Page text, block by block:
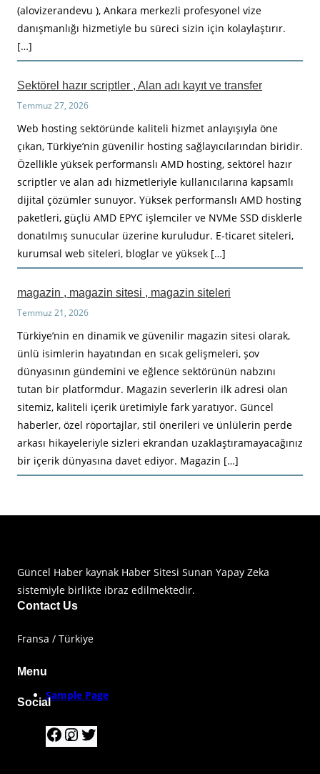
(alovizerandevu ), Ankara merkezli profesyonel vize
danışmanlığı hizmetiyle bu süreci sizin için kolaylaştırır.
[…]
Sektörel hazır scriptler , Alan adı kayıt ve transfer
Temmuz 27, 2026
Web hosting sektöründe kaliteli hizmet anlayışıyla öne
çıkan, Türkiye’nin güvenilir hosting sağlayıcılarından biridir.
Özellikle yüksek performanslı AMD hosting, sektörel hazır
scriptler ve alan adı hizmetleriyle kullanıcılarına kapsamlı
dijital çözümler sunuyor. Yüksek performanslı AMD hosting
paketleri, güçlü AMD EPYC işlemciler ve NVMe SSD disklerle
donatılmış sunucular üzerine kuruludur. E-ticaret siteleri,
kurumsal web siteleri, bloglar ve yüksek […]
magazin , magazin sitesi , magazin siteleri
Temmuz 21, 2026
Türkiye’nin en dinamik ve güvenilir magazin sitesi olarak,
ünlü isimlerin hayatından en sıcak gelişmeleri, şov
dünyasının gündemini ve eğlence sektörünün nabzını
tutan bir platformdur. Magazin severlerin ilk adresi olan
sitemiz, kaliteli içerik üretimiyle fark yaratıyor. Güncel
haberler, özel röportajlar, stil önerileri ve ünlülerin perde
arkası hikayeleriyle sizleri ekrandan uzaklaştıramayacağınız
bir içerik dünyasına davet ediyor. Magazin […]
Güncel Haber kaynak Haber Sitesi Sunan Yapay Zeka
sistemiyle birlikte ibraz edilmektedir.
Contact Us
Fransa / Türkiye
Menu
Sample Page
Social
F
a
n
w